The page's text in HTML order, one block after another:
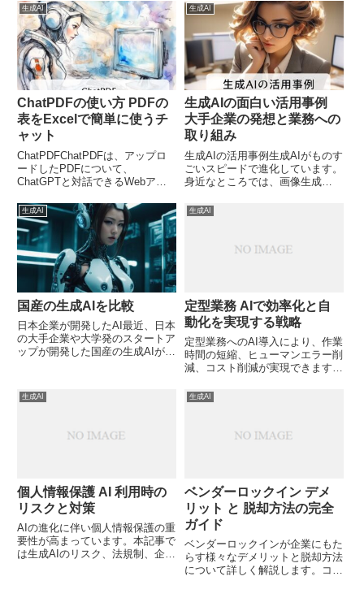
生成AI
ChatPDFの使い方 PDFの
表をExcelで簡単に使うチ
ャット
ChatPDFChatPDFは、アップロ
ードしたPDFについて、
ChatGPTと対話できるWebアプ
Chat with any PDF!（ChatPDF公
式サイト）難解な論文などを読ま
せて、「それで...
生成AI
生成AIの面白い活用事例
大手企業の発想と業務への
取り組み
生成AIの活用事例生成AIがものす
ごいスピードで進化しています。
身近なところでは、画像生成
特に進化しているように思えます
例生成AIの活用事例を業...
生成AI
国産の生成AIを比較
日本企業が開発したAI最近、日本
の大手企業や大学発のスタートア
ップが開発した国産の生成AIが注
NTT「tsuzumi」日本語処理能力
に重点を置き、特定分野に特化す
生成AI
定型業務 AIで効率化と自
動化を実現する戦略
定型業務へのAI導入により、作業
時間の短縮、ヒューマンエラー削
減、コスト削減が実現できます。
効率化の具体的方法と実装事例を
生成AI
個人情報保護 AI 利用時の
リスクと対策
AIの進化に伴い個人情報保護の重
要性が高まっています。本記事で
は生成AIのリスク、法規制、企業
生成AI
ベンダーロックイン デメ
リット と 脱却方法の完全
ガイド
ベンダーロックインが企業にもた
らす様々なデメリットと脱却方法
について詳しく解説します。コス